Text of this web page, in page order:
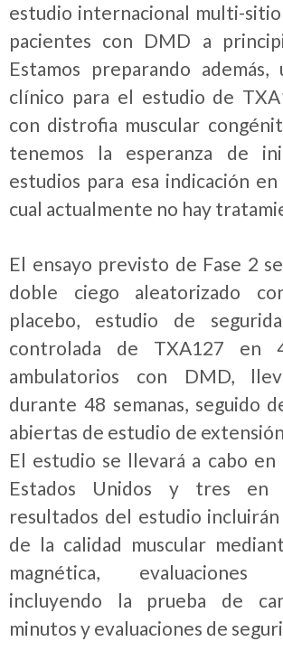
estudio internacional multi-sitio
pacientes con DMD a
Estamos preparando
clínico para el estudio de
con distrofia muscular
tenemos la esperanza de
estudios para esa indicación
cual actualmente no hay
El ensayo previsto de Fase 2
doble ciego aleatorizado
placebo, estudio de
controlada de TXA127 en
ambulatorios con DMD,
durante 48 semanas, seguido
abiertas de estudio de
El estudio se llevará a cabo
Estados Unidos y tres en
resultados del estudio
de la calidad muscular
magnética, evaluaciones
incluyendo la prueba de
minutos y evaluaciones de